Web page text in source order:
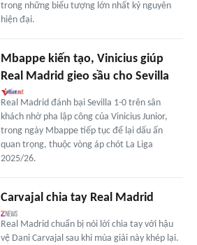
trong những biểu tượng lớn nhất kỷ nguyên
hiện đại.
Mbappe kiến tạo, Vinicius giúp
Real Madrid gieo sầu cho Sevilla
Real Madrid đánh bại Sevilla 1-0 trên sân
khách nhờ pha lập công của Vinicius Junior,
trong ngày Mbappe tiếp tục để lại dấu ấn
quan trọng, thuộc vòng áp chót La Liga
2025/26.
Carvajal chia tay Real Madrid
Real Madrid chuẩn bị nói lời chia tay với hậu
vệ Dani Carvajal sau khi mùa giải này khép lại.